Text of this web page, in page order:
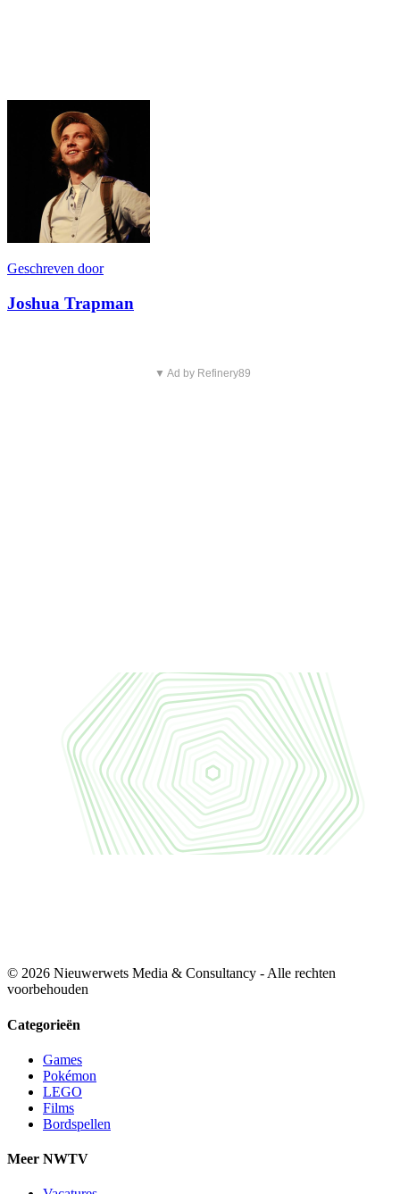
Geschreven door
Joshua Trapman
▼ Ad by Refinery89
© 2026 Nieuwerwets Media & Consultancy - Alle rechten
voorbehouden
Categorieën
Games
Pokémon
LEGO
Films
Bordspellen
Meer NWTV